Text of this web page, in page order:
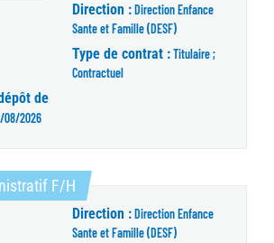
Direction :Direction Enfance
Sante et Famille (DESF)
Type de contrat :Titulaire ;
Contractuel
de
08/2026
F/H (Nouvelle fenêtre)
Direction :Direction Enfance
Sante et Famille (DESF)